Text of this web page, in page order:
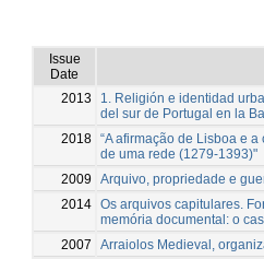
Issue
Date
2013
1. Religión e identidad
del sur de Portugal en la
2018 “A afirmação de Lisboa e
de uma rede (1279-1393)"
2009
Arquivo, propriedade e
2014 Os arquivos capitulares.
memória documental: o
2007
Arraiolos Medieval,